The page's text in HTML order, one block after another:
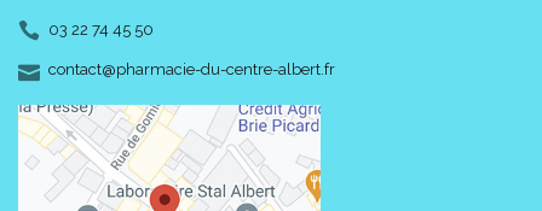
03 22 74 45 50
contact-
@-
pharmacie-du-centre-albert.fr